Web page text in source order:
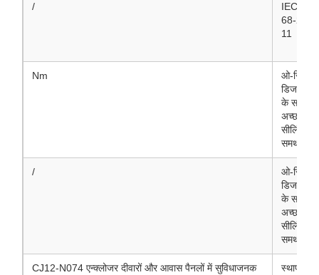
/
IEC
68-2-
11
Nm
ओ-रिंग
डिजाइन
के साथ
अच्छा
सीलिंग
समर्थन
/
ओ-रिंग
डिजाइन
के साथ
अच्छा
सीलिंग
समर्थन
CJ12-N074 एन्क्लोजर दीवारों और आवास पैनलों में सुविधाजनक
स्थापना